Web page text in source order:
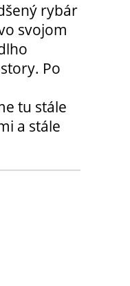
rybár
svojom
Po
tu stále
a stále